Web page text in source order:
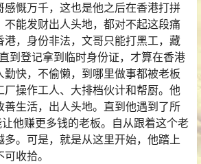
感慨万千，这也是他之后在香港打拼
不能发财出人头地，都对不起这段痛
港，身份非法，文哥只能打黑工，藏
到登记拿到临时身份证，才算在香港
勤快，不偷懒，到哪里做事都被老板
厂操作工人、大排档伙计和帮厨。他
善生活，出人头地。直到他遇到了所
让他赚更多钱的老板。自从跟着这个老
多。可是，就是从这里开始，他踏上
收拾。